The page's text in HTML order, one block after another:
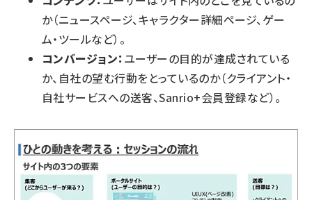
か（ニュースページ、キャラクター詳細ページ、ゲー
ム・ツールなど）。
コンバージョン：ユーザーの目的が達成されている
か、自社の望む行動をとっているのか（クライアント・
自社サービスへの送客、Sanrio+会員登録など）。